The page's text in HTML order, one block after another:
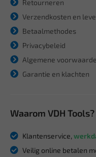
Retourneren
Verzendkosten en
Betaalmethodes
Privacybeleid
Algemene
Garantie en klachten
Waarom VDH Tools?
Klantenservice,
Veilig online betalen